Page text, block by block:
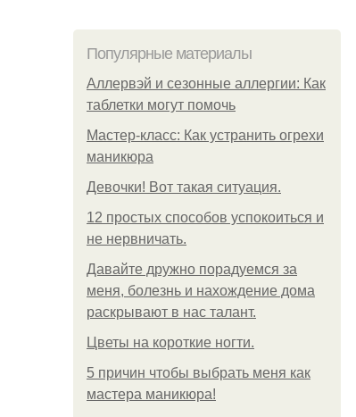
Популярные материалы
Аллервэй и сезонные аллергии: Как
таблетки могут помочь
Мастер-класс: Как устранить огрехи
маникюра
Девочки! Вот такая ситуация.
12 простых способов успокоиться и
не нервничать.
Давайте дружно порадуемся за
меня, болезнь и нахождение дома
раскрывают в нас талант.
Цветы на короткие ногти.
5 причин чтобы выбрать меня как
мастера маникюра!